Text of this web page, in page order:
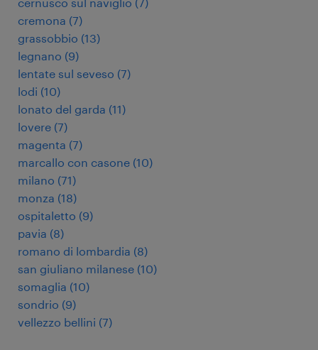
cernusco sul naviglio ( 7)
cremona (7)
grassobbio (13)
legnano (9)
lentate sul seveso (7)
lodi (10)
lonato del garda (11)
lovere (7)
magenta (7)
marcallo con casone (10)
milano (71)
monza (18)
ospitaletto (9)
pavia (8)
romano di lombardia (8)
san giuliano milanese (10)
somaglia (10)
sondrio (9)
vellezzo bellini (7)